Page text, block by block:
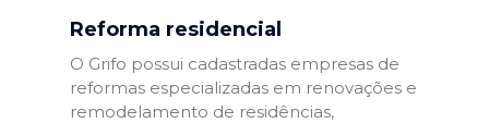
Reforma residencial
O Grifo possui cadastradas empresas de
reformas especializadas em renovações e
remodelamento de residências,